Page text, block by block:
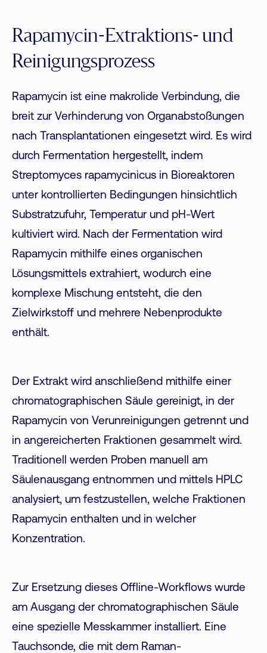
Rapamycin-Extraktions- und
Reinigungsprozess
Rapamycin ist eine makrolide Verbindung, die
breit zur Verhinderung von Organabstoßungen
nach Transplantationen eingesetzt wird. Es wird
durch Fermentation hergestellt, indem
Streptomyces rapamycinicus in Bioreaktoren
unter kontrollierten Bedingungen hinsichtlich
Substratzufuhr, Temperatur und pH-Wert
kultiviert wird. Nach der Fermentation wird
Rapamycin mithilfe eines organischen
Lösungsmittels extrahiert, wodurch eine
komplexe Mischung entsteht, die den
Zielwirkstoff und mehrere Nebenprodukte
enthält.
Der Extrakt wird anschließend mithilfe einer
chromatographischen Säule gereinigt, in der
Rapamycin von Verunreinigungen getrennt und
in angereicherten Fraktionen gesammelt wird.
Traditionell werden Proben manuell am
Säulenausgang entnommen und mittels HPLC
analysiert, um festzustellen, welche Fraktionen
Rapamycin enthalten und in welcher
Konzentration.
Zur Ersetzung dieses Offline-Workflows wurde
am Ausgang der chromatographischen Säule
eine spezielle Messkammer installiert. Eine
Tauchsonde, die mit dem Raman-